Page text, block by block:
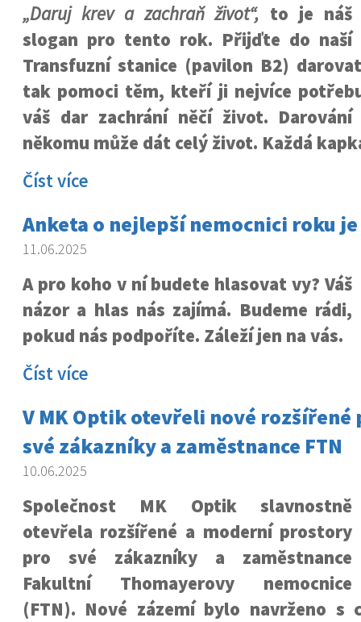
„Daruj krev a zachraň život“, to je náš
slogan pro tento rok. Přijďte do naší
Transfuzní stanice (pavilon B2)
tak pomoci těm, kteří ji nejvíce
váš dar zachrání něčí život.
někomu může dát celý život. Každá
Číst více
Anketa o nejlepší nemocnici roku
11.06.2025
A pro koho v ní budete hlasovat vy? Váš
názor a hlas nás zajímá. Budeme rádi,
pokud nás podpoříte. Záleží jen na vás.
Číst více
V MK Optik otevřeli nové
své zákazníky a zaměstnance FTN
10.06.2025
Společnost MK Optik slavnostně
otevřela rozšířené a moderní prostory
pro své zákazníky a zaměstnance
Fakultní Thomayerovy nemocnice
(FTN). Nové zázemí bylo navrženo s